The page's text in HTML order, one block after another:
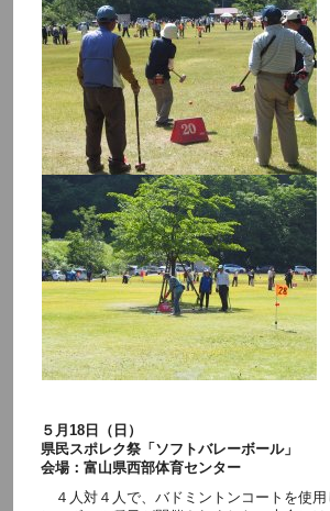
５月18日（日）
県民スポレク祭「ソフトバレーボール」
会場：富山県西部体育センター
４人対４人で、バドミントンコートを使